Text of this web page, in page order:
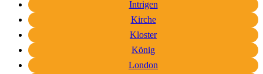
Intrigen
Kirche
Kloster
König
London